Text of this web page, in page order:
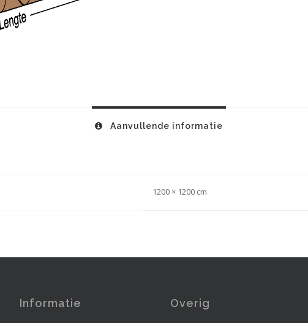
Aanvullende informatie
1200 × 1200 cm
Informatie Overig